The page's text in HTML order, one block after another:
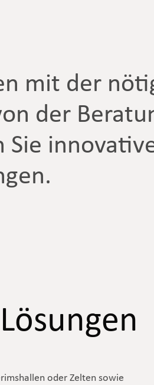
mit der
der
Sie
oder Zelten sowie